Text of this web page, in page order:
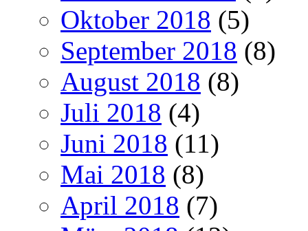
Oktober 2018 (5)
September 2018 (8)
August 2018 (8)
Juli 2018 (4)
Juni 2018 (11)
Mai 2018 (8)
April 2018 (7)